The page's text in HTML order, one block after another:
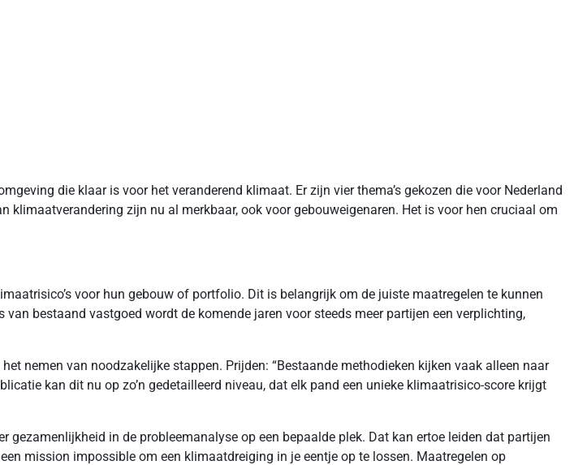
die klaar is voor het veranderend klimaat. Er zijn vier thema’s gekozen die voor Nederland
zijn nu al merkbaar, ook voor gebouweigenaren. Het is voor hen cruciaal om
voor hun gebouw of portfolio. Dit is belangrijk om de juiste maatregelen te kunnen
bestaand vastgoed wordt de komende jaren voor steeds meer partijen een verplichting,
nemen van noodzakelijke stappen. Prijden: “Bestaande methodieken kijken vaak alleen naar
kan dit nu op zo’n gedetailleerd niveau, dat elk pand een unieke klimaatrisico-score krijgt
in de probleemanalyse op een bepaalde plek. Dat kan ertoe leiden dat partijen
mission impossible om een klimaatdreiging in je eentje op te lossen. Maatregelen op